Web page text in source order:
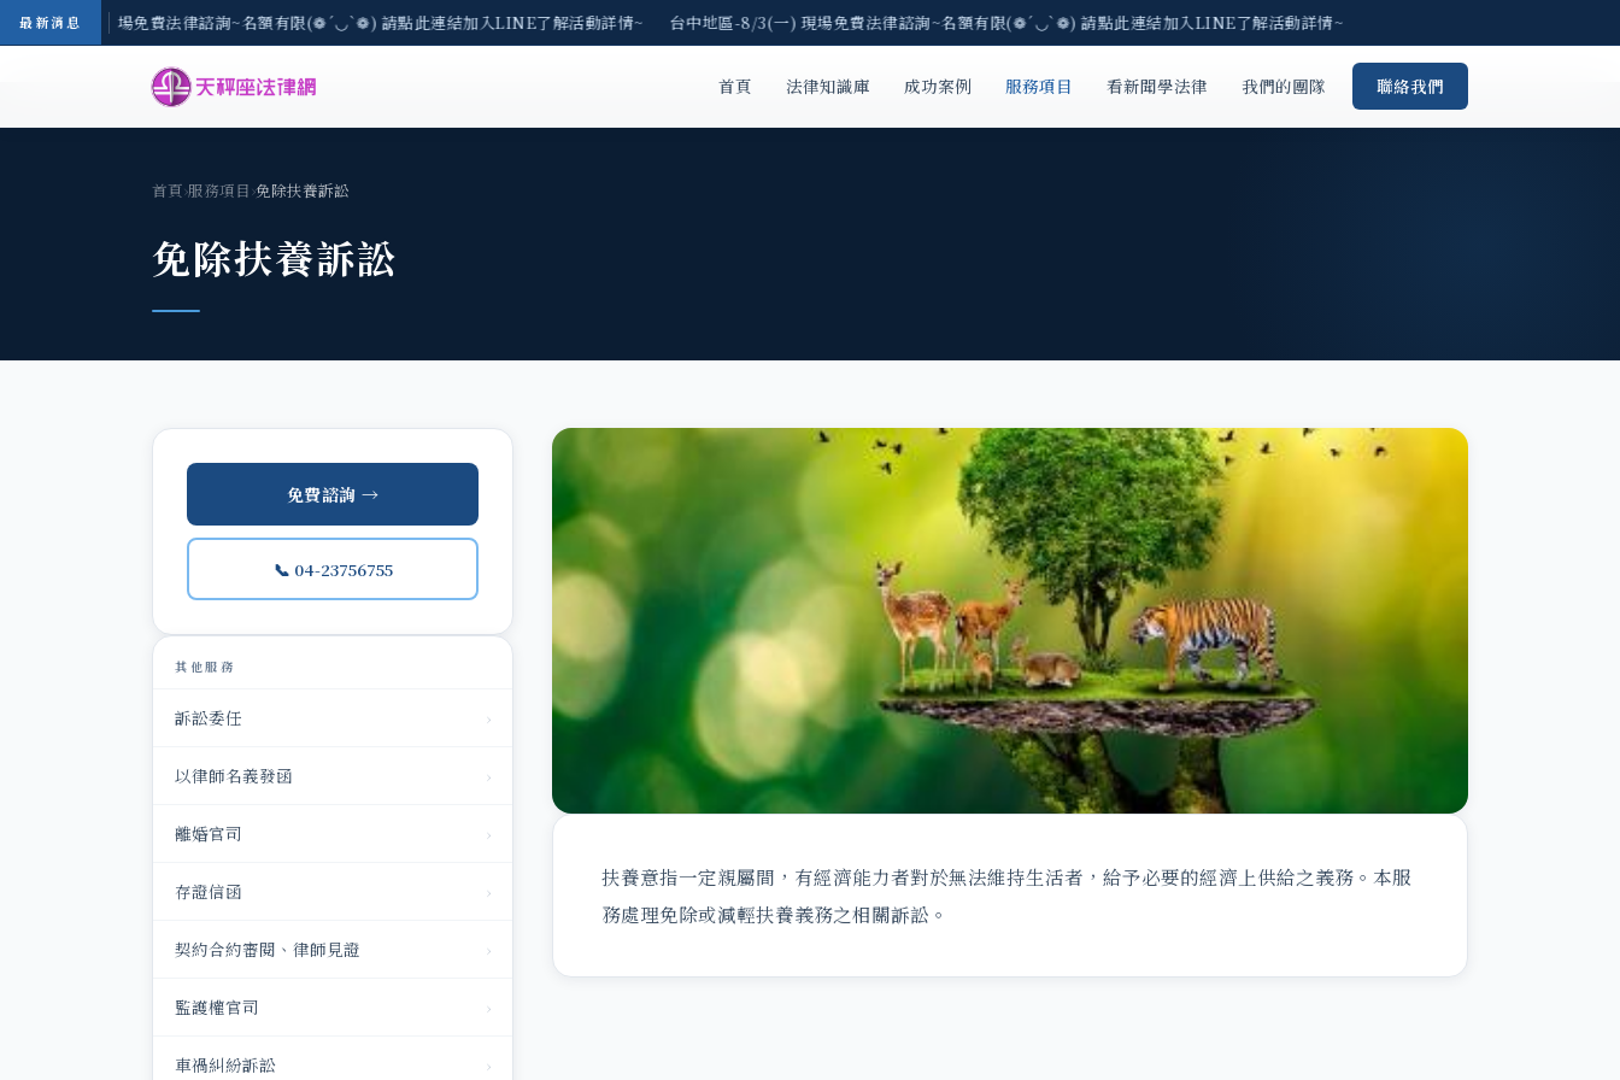
最新消息
區-8/3(一) 現場免費法律諮詢~名額有限(❁´◡`❁) 請點此連結加入LINE了解活動詳情~ 台中地區-8/3(一) 現場免費法律諮詢~名額有限(❁´◡`❁) 請點此連結加入LINE了解活動詳情~
首頁 法律知識庫 成功案例 服務項目 看新聞學法律 我們的團隊 聯絡我們
首頁›服務項目›免除扶養訴訟
免除扶養訴訟
免費諮詢 →
📞 04-23756755
其他服務
訴訟委任 ›
以律師名義發函 ›
離婚官司 ›
存證信函 ›
契約合約審閱、律師見證 ›
監護權官司 ›
車禍糾紛訴訟 ›
扶養意指一定親屬間，有經濟能力者對於無法維持生活者，給予必要的經濟上供給之義務。本服
務處理免除或減輕扶養義務之相關訴訟。